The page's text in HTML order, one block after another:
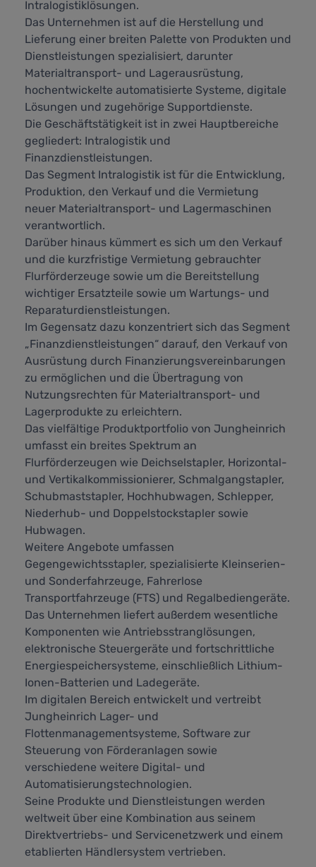
Intralogistiklösungen.
Das Unternehmen ist auf die Herstellung und
Lieferung einer breiten Palette von Produkten und
Dienstleistungen spezialisiert, darunter
Materialtransport- und Lagerausrüstung,
hochentwickelte automatisierte Systeme, digitale
Lösungen und zugehörige Supportdienste.
Die Geschäftstätigkeit ist in zwei Hauptbereiche
gegliedert: Intralogistik und
Finanzdienstleistungen.
Das Segment Intralogistik ist für die Entwicklung,
Produktion, den Verkauf und die Vermietung
neuer Materialtransport- und Lagermaschinen
verantwortlich.
Darüber hinaus kümmert es sich um den Verkauf
und die kurzfristige Vermietung gebrauchter
Flurförderzeuge sowie um die Bereitstellung
wichtiger Ersatzteile sowie um Wartungs- und
Reparaturdienstleistungen.
Im Gegensatz dazu konzentriert sich das Segment
„Finanzdienstleistungen“ darauf, den Verkauf von
Ausrüstung durch Finanzierungsvereinbarungen
zu ermöglichen und die Übertragung von
Nutzungsrechten für Materialtransport- und
Lagerprodukte zu erleichtern.
Das vielfältige Produktportfolio von Jungheinrich
umfasst ein breites Spektrum an
Flurförderzeugen wie Deichselstapler, Horizontal-
und Vertikalkommissionierer, Schmalgangstapler,
Schubmaststapler, Hochhubwagen, Schlepper,
Niederhub- und Doppelstockstapler sowie
Hubwagen.
Weitere Angebote umfassen
Gegengewichtsstapler, spezialisierte Kleinserien-
und Sonderfahrzeuge, Fahrerlose
Transportfahrzeuge (FTS) und Regalbediengeräte.
Das Unternehmen liefert außerdem wesentliche
Komponenten wie Antriebsstranglösungen,
elektronische Steuergeräte und fortschrittliche
Energiespeichersysteme, einschließlich Lithium-
Ionen-Batterien und Ladegeräte.
Im digitalen Bereich entwickelt und vertreibt
Jungheinrich Lager- und
Flottenmanagementsysteme, Software zur
Steuerung von Förderanlagen sowie
verschiedene weitere Digital- und
Automatisierungstechnologien.
Seine Produkte und Dienstleistungen werden
weltweit über eine Kombination aus seinem
Direktvertriebs- und Servicenetzwerk und einem
etablierten Händlersystem vertrieben.